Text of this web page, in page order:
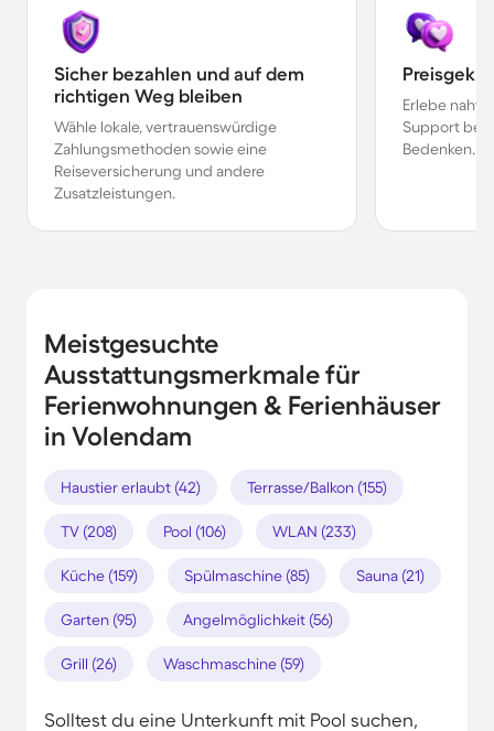
Sicher bezahlen und auf dem
richtigen Weg bleiben
Wähle lokale, vertrauenswürdige
Zahlungsmethoden sowie eine
Reiseversicherung und andere
Zusatzleistungen.
Erlebe
Support bei
Bedenken.
Meistgesuchte
Ausstattungsmerkmale für
Ferienwohnungen & Ferienhäuser
in Volendam
Haustier erlaubt (42) Terrasse/Balkon (155)
TV (208) Pool (106) WLAN (233)
Küche (159) Spülmaschine (85) Sauna (21)
Garten (95) Angelmöglichkeit (56)
Grill (26) Waschmaschine (59)
Solltest du eine Unterkunft mit Pool suchen,